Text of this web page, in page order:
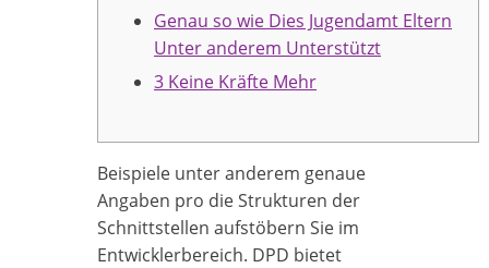
Genau so wie Dies Jugendamt Eltern
Unter anderem Unterstützt
3 Keine Kräfte Mehr
Beispiele unter anderem genaue
Angaben pro die Strukturen der
Schnittstellen aufstöbern Sie im
Entwicklerbereich. DPD bietet